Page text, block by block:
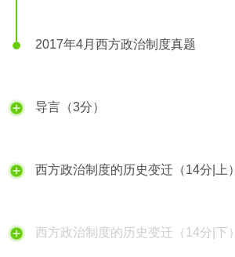
2017年4月西方政治制度真题
导言（3分）
西方政治制度的历史变迁（14分|上）
西方政治制度的历史变迁（14分|下）